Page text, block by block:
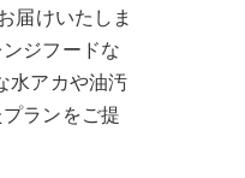
届けいたしま
ジフードな
水アカや油汚
ランをご提